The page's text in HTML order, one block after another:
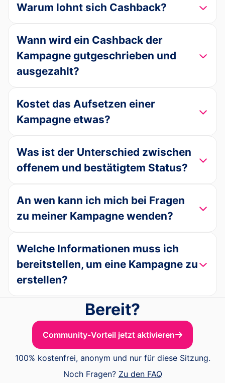
Warum lohnt sich Cashback?
Wann wird ein Cashback der
Kampagne gutgeschrieben und
ausgezahlt?
Kostet das Aufsetzen einer
Kampagne etwas?
Was ist der Unterschied zwischen
offenem und bestätigtem Status?
An wen kann ich mich bei Fragen
zu meiner Kampagne wenden?
Welche Informationen muss ich
bereitstellen, um eine Kampagne zu
erstellen?
Bereit?
Community-Vorteil jetzt aktivieren
100% kostenfrei, anonym und nur für diese Sitzung.
Noch Fragen? Zu den FAQ